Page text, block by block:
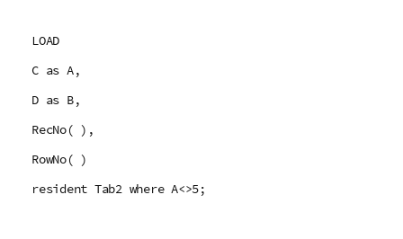
LOAD
C as A,
D as B,
RecNo( ),
RowNo( )
resident Tab2 where A<>5;